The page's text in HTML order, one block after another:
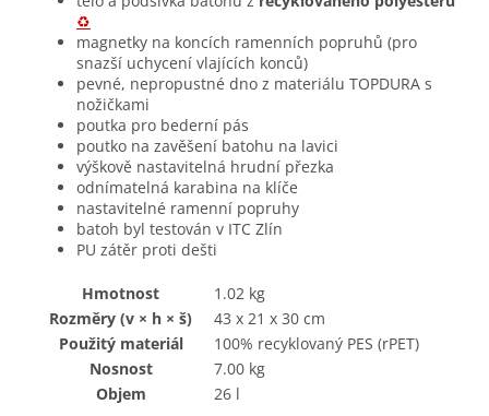
♻️
magnetky na koncích ramenních popruhů (pro
snazší uchycení vlajících konců)
pevné, nepropustné dno z materiálu TOPDURA s
nožičkami
poutka pro bederní pás
poutko na zavěšení batohu na lavici
výškově nastavitelná hrudní přezka
odnímatelná karabina na klíče
nastavitelné ramenní popruhy
batoh byl testován v ITC Zlín
PU zátěr proti dešti
Hmotnost
1.02 kg
Rozměry (v × h × š)
43 x 21 x 30 cm
Použitý materiál
100% recyklovaný PES (rPET)
Nosnost
7.00 kg
Objem
26 l